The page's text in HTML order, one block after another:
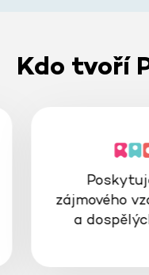
Kdo tvoří
zájmového
a